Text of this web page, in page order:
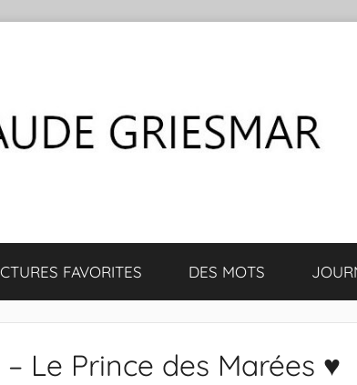
FAVORITES DES MOTS
Le Prince des Marées ♥